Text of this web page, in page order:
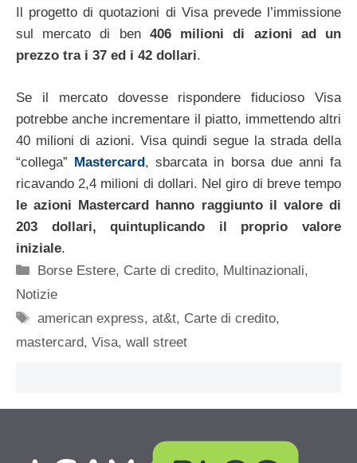
Il progetto di quotazioni di Visa prevede l’immissione
sul mercato di ben 406 milioni di azioni ad un
prezzo tra i 37 ed i 42 dollari.
Se il mercato dovesse rispondere fiducioso Visa
potrebbe anche incrementare il piatto, immettendo altri
40 milioni di azioni. Visa quindi segue la strada della
“collega” Mastercard, sbarcata in borsa due anni fa
ricavando 2,4 milioni di dollari. Nel giro di breve tempo
le azioni Mastercard hanno raggiunto il valore di
203 dollari, quintuplicando il proprio valore
iniziale.
Categorie
Borse Estere, Carte di credito, Multinazionali,
Notizie
Tag
american express,at&t, Carte di credito,
mastercard, Visa, wall street